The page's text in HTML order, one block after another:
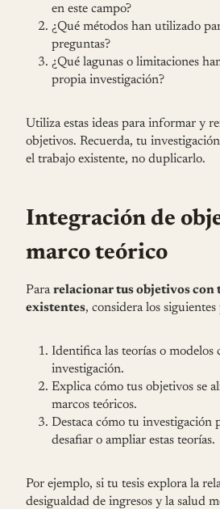
en este campo?
¿Qué métodos han utilizado
preguntas?
¿Qué lagunas o limitaciones
propia investigación?
Utiliza estas ideas para informar y
objetivos. Recuerda, tu
el trabajo existente, no duplicarlo.
Integración de
marco teórico
Pararelacionar tus objetivos con
existentes, considera los siguientes
Identifica las teorías o modelos
investigación.
Explica cómo tus objetivos se
marcos teóricos.
Destaca cómo tu investigación
desafiar o ampliar estas teorías.
Por ejemplo, si tu tesis explora la
desigualdad de ingresos y la salud